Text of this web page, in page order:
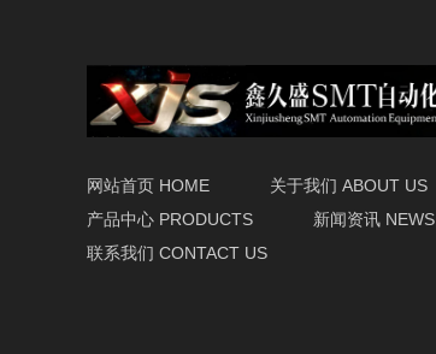
网站首页 HOME
关于我们 ABOUT US
产品中心 PRODUCTS
新闻资讯 NEWS
联系我们 CONTACT US